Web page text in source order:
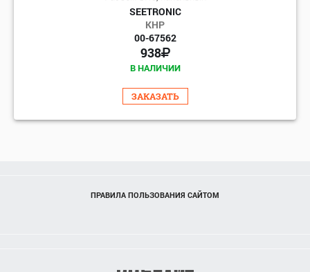
SEETRONIC
КНР
00-67562
938
В НАЛИЧИИ
ЗАКАЗАТЬ
ПРАВИЛА ПОЛЬЗОВАНИЯ САЙТОМ